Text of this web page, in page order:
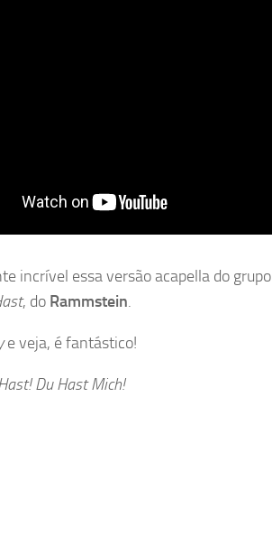
incrível essa versão acapella do grupo
, do Rammstein.
e veja, é fantástico!
Du Hast Mich!